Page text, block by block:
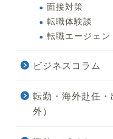
面接対策
転職体験談
転職エージェン
ビジネスコラム
転勤・海外赴任・
外）